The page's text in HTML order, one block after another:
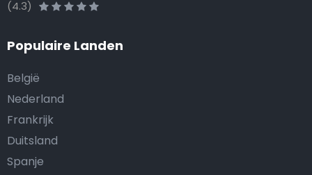
(4.3)
Populaire Landen
België
Nederland
Frankrijk
Duitsland
Spanje